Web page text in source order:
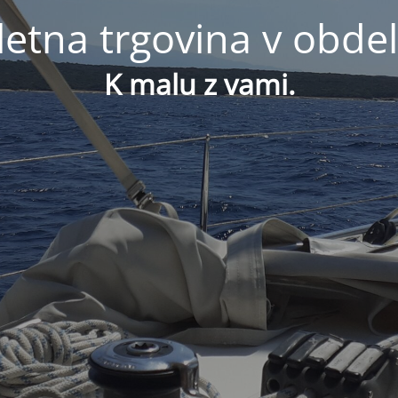
trgovina v
K malu z vami.